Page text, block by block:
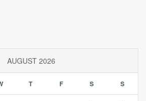
AUGUST 2026
T F S S